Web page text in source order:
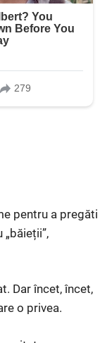
pentru a pregăti
Dar încet, încet,
o privea.